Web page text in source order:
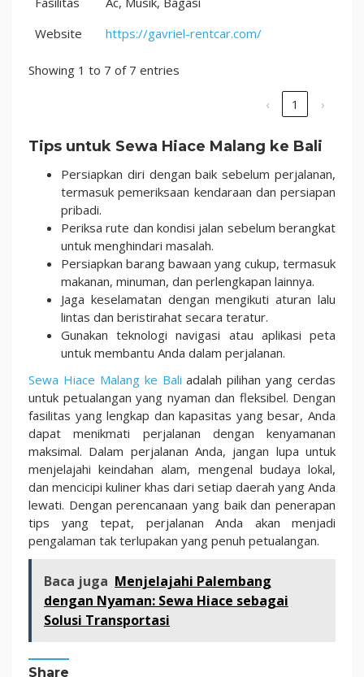
Website
https://gavriel-rentcar.com/
Showing 1 to 7 of 7 entries
‹ 1 ›
Tips untuk Sewa Hiace Malang ke Bali
Persiapkan diri dengan baik sebelum perjalanan,
termasuk pemeriksaan kendaraan dan persiapan
pribadi.
Periksa rute dan kondisi jalan sebelum berangkat
untuk menghindari masalah.
Persiapkan barang bawaan yang cukup, termasuk
makanan, minuman, dan perlengkapan lainnya.
Jaga keselamatan dengan mengikuti aturan lalu
lintas dan beristirahat secara teratur.
Gunakan teknologi navigasi atau aplikasi peta
untuk membantu Anda dalam perjalanan.
Sewa Hiace Malang ke Bali adalah pilihan yang cerdas
untuk petualangan yang nyaman dan fleksibel. Dengan
fasilitas yang lengkap dan kapasitas yang besar, Anda
dapat menikmati perjalanan dengan kenyamanan
maksimal. Dalam perjalanan Anda, jangan lupa untuk
menjelajahi keindahan alam, mengenal budaya lokal,
dan mencicipi kuliner khas dari setiap daerah yang Anda
lewati. Dengan perencanaan yang baik dan penerapan
tips yang tepat, perjalanan Anda akan menjadi
pengalaman tak terlupakan yang penuh petualangan.
Baca juga Menjelajahi Palembang
dengan Nyaman: Sewa Hiace sebagai
Solusi Transportasi
Share